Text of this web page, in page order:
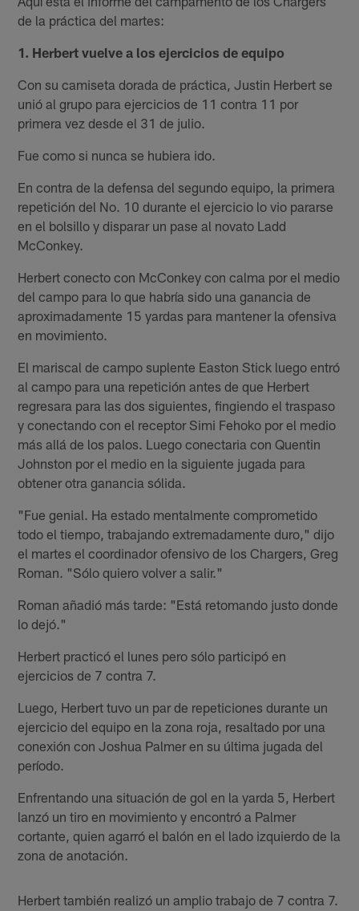
de la práctica del martes:
1. Herbert vuelve a los ejercicios de equipo
Con su camiseta dorada de práctica, Justin Herbert se
unió al grupo para ejercicios de 11 contra 11 por
primera vez desde el 31 de julio.
Fue como si nunca se hubiera ido.
En contra de la defensa del segundo equipo, la primera
repetición del No. 10 durante el ejercicio lo vio pararse
en el bolsillo y disparar un pase al novato Ladd
McConkey.
Herbert conecto con McConkey con calma por el medio
del campo para lo que habría sido una ganancia de
aproximadamente 15 yardas para mantener la ofensiva
en movimiento.
El mariscal de campo suplente Easton Stick luego entró
al campo para una repetición antes de que Herbert
regresara para las dos siguientes, fingiendo el traspaso
y conectando con el receptor Simi Fehoko por el medio
más allá de los palos. Luego conectaria con Quentin
Johnston por el medio en la siguiente jugada para
obtener otra ganancia sólida.
"Fue genial. Ha estado mentalmente comprometido
todo el tiempo, trabajando extremadamente duro," dijo
el martes el coordinador ofensivo de los Chargers, Greg
Roman. "Sólo quiero volver a salir."
Roman añadió más tarde: "Está retomando justo donde
lo dejó."
Herbert practicó el lunes pero sólo participó en
ejercicios de 7 contra 7.
Luego, Herbert tuvo un par de repeticiones durante un
ejercicio del equipo en la zona roja, resaltado por una
conexión con Joshua Palmer en su última jugada del
período.
Enfrentando una situación de gol en la yarda 5, Herbert
lanzó un tiro en movimiento y encontró a Palmer
cortante, quien agarró el balón en el lado izquierdo de la
zona de anotación.
Herbert también realizó un amplio trabajo de 7 contra 7.